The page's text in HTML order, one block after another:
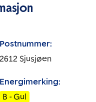
Postnummer:
2612 Sjusjøen
Energimerking:
B - Gul